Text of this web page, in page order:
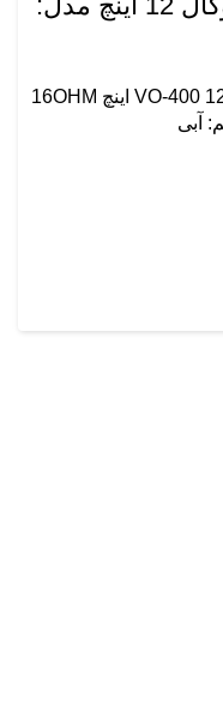
بلندگو خام بدون محفظه وکال مدل: VO-400 12 اینچ 16OHM